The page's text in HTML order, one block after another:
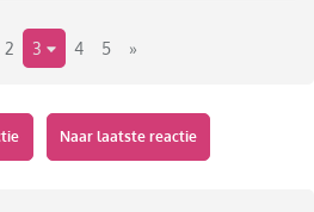
2 3 4 5 »
Naar laatste reactie